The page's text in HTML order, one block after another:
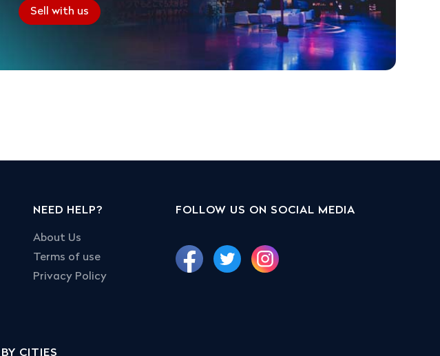
Sell with us
NEED HELP?
About Us
Terms of use
Privacy Policy
FOLLOW US ON SOCIAL MEDIA
CITIES